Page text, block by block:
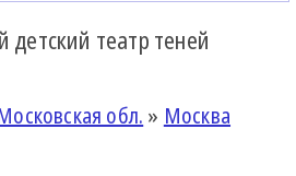
детский театр теней
обл. » Москва